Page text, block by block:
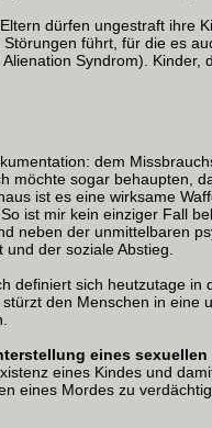
dürfen ungestraft ihre
führt, für die es
Alienation Syndrom). Kinder,
dem
möchte sogar behaupten,
ist es eine wirksame
ist mir kein einziger Fall
neben der unmittelbaren
der soziale Abstieg.
definiert sich heutzutage in
den Menschen in eine
eines
eines Kindes und
eines Mordes zu